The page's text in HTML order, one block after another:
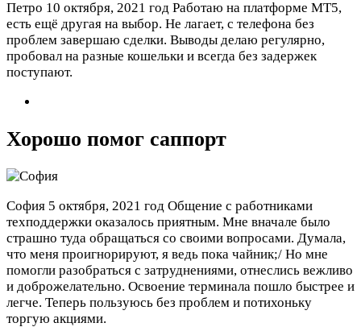
Петро 10 октября, 2021 год Работаю на платформе МТ5,
есть ещё другая на выбор. Не лагает, с телефона без
проблем завершаю сделки. Выводы делаю регулярно,
пробовал на разные кошельки и всегда без задержек
поступают.
Хорошо помог саппорт
София 5 октября, 2021 год Общение с работниками
техподдержки оказалось приятным. Мне вначале было
страшно туда обращаться со своими вопросами. Думала,
что меня проигнорируют, я ведь пока чайник;/ Но мне
помогли разобраться с затруднениями, отнеслись вежливо
и доброжелательно. Освоение терминала пошло быстрее и
легче. Теперь пользуюсь без проблем и потихоньку
торгую акциями.